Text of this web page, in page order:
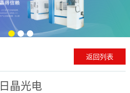
返回列表
日晶光电